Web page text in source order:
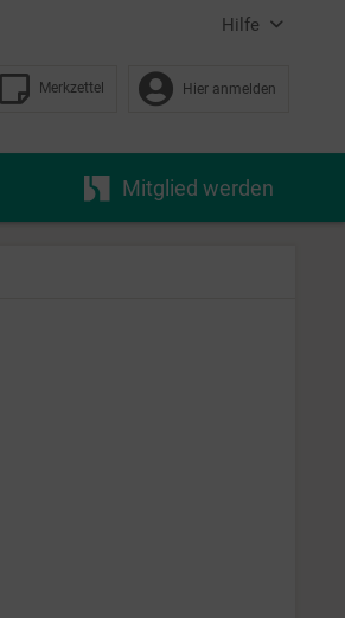
Hilfe
Merkzettel Hier anmelden
Mitglied werden